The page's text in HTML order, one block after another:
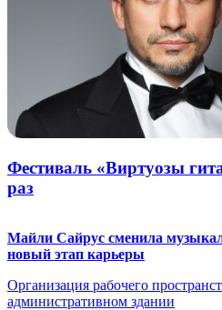
Фестиваль «Виртуозы
раз
Майли Сайрус сменила
новый этап карьеры
Организация рабочего
административном здании